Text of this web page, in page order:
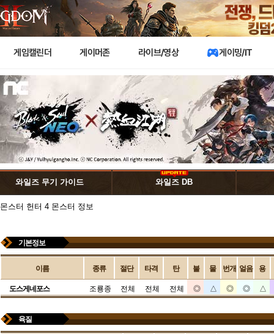
게임캘린더 게이머존 라이브/영상 게이밍/IT
와일즈 무기 가이드 와일즈 DB
몬스터 헌터 4 몬스터 정보
기본정보
이름 종류 절단 타격 탄 불 물 번개 얼음 용
도스게네포스 조룡종 전체 전체 전체 ◎ △ ◎ ◎ △
육질